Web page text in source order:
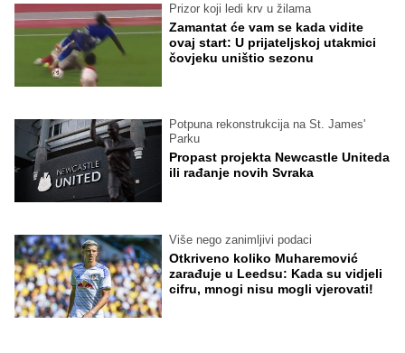
Prizor koji ledi krv u žilama
Zamantat će vam se kada vidite
ovaj start: U prijateljskoj utakmici
čovjeku uništio sezonu
Potpuna rekonstrukcija na St. James'
Parku
Propast projekta Newcastle Uniteda
ili rađanje novih Svraka
Više nego zanimljivi podaci
Otkriveno koliko Muharemović
zarađuje u Leedsu: Kada su vidjeli
cifru, mnogi nisu mogli vjerovati!